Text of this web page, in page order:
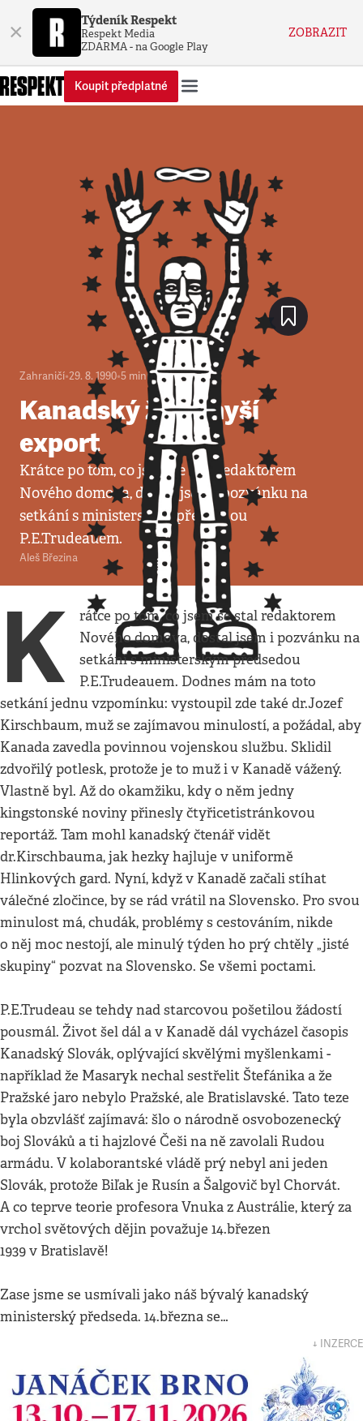
× Týdeník Respekt
Respekt Media
ZDARMA - na Google Play
ZOBRAZIT
Koupit předplatné
Zahraničí•29. 8. 1990•5 minut
Kanadský žabomyší
export
Krátce po tom, co jsem se stal redaktorem
Nového domova, dostal jsem i pozvánku na
setkání s ministerským předsedou
P.E.Trudeauem.
Aleš Březina
K
rátce po tom, co jsem se stal redaktorem
Nového domova, dostal jsem i pozvánku na
setkání s ministerským předsedou
P.E.Trudeauem. Dodnes mám na toto
setkání jednu vzpomínku: vystoupil zde také dr.Jozef
Kirschbaum, muž se zajímavou minulostí, a požádal, aby
Kanada zavedla povinnou vojenskou službu. Sklidil
zdvořilý potlesk, protože je to muž i v Kanadě vážený.
Vlastně byl. Až do okamžiku, kdy o něm jedny
kingstonské noviny přinesly čtyřicetistránkovou
reportáž. Tam mohl kanadský čtenář vidět
dr.Kirschbauma, jak hezky hajluje v uniformě
Hlinkových gard. Nyní, když v Kanadě začali stíhat
válečné zločince, by se rád vrátil na Slovensko. Pro svou
minulost má, chudák, problémy s cestováním, nikde
o něj moc nestojí, ale minulý týden ho prý chtěly „jisté
skupiny“ pozvat na Slovensko. Se všemi poctami.
P.E.Trudeau se tehdy nad starcovou pošetilou žádostí
pousmál. Život šel dál a v Kanadě dál vycházel časopis
Kanadský Slovák, oplývající skvělými myšlenkami -
například že Masaryk nechal sestřelit Štefánika a že
Pražské jaro nebylo Pražské, ale Bratislavské. Tato teze
byla obzvlášť zajímavá: šlo o národně osvobozenecký
boj Slováků a ti hajzlové Češi na ně zavolali Rudou
armádu. V kolaborantské vládě prý nebyl ani jeden
Slovák, protože Biľak je Rusín a Šalgovič byl Chorvát.
A co teprve teorie profesora Vnuka z Austrálie, který za
vrchol světových dějin považuje 14.březen
1939 v Bratislavě!
Zase jsme se usmívali jako náš bývalý kanadský
ministerský předseda. 14.března se…
↓ INZERCE